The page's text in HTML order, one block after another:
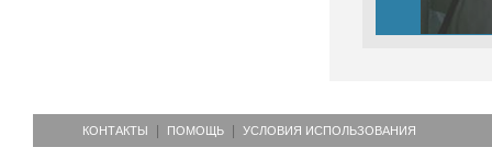
КОНТАКТЫ ПОМОЩЬ УСЛОВИЯ ИСПОЛЬЗОВАНИЯ